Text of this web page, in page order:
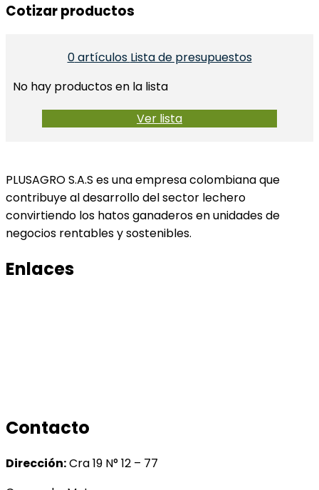
Cotizar productos​
0artículos Lista de presupuestos
No hay productos en la lista
Ver lista
PLUSAGRO S.A.S es una empresa colombiana que
contribuye al desarrollo del sector lechero
convirtiendo los hatos ganaderos en unidades de
negocios rentables y sostenibles.
Enlaces
Contacto
Dirección:Cra 19 N° 12 – 77